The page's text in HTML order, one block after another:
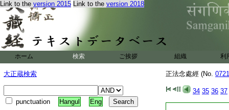
Link to the version 2015 Link to the version 2018
ホーム 検索 ご挨拶 組織 利
大正蔵検索
punctuation Hangul Eng
正法念處經 (No.
34 35 36 37